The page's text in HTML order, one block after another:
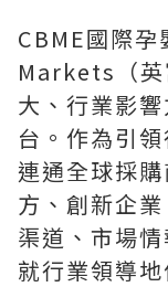
CBME國際
Markets（英
大、行業影
台。作為引
連通全球採
方、創新企
渠道、市場
就行業領導地